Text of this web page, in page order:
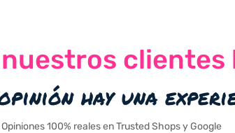
clientes
hay una
Opiniones 100% reales en Trusted Shops y Google